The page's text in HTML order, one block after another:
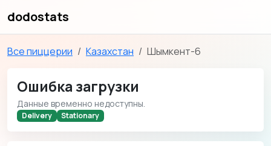
dodostats
Все пиццерии Казахстан Шымкент-6
Ошибка загрузки
Данные временно недоступны.
Delivery Stationary